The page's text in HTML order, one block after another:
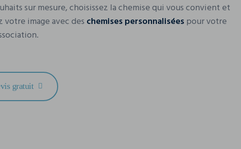
sur mesure, choisissez la chemise qui vous convient et
image avec des chemises personnaliséespour votre
gratuit